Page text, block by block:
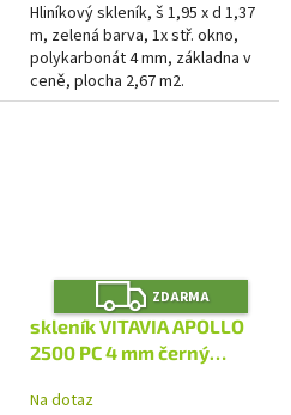
Hliníkový skleník, š 1,95 x d 1,37
m, zelená barva, 1x stř. okno,
polykarbonát 4 mm, základna v
ceně, plocha 2,67 m2.
Z
D
A
R
M
ZDARMA
skleník VITAVIA APOLLO
2500 PC 4 mm černý
Na dotaz